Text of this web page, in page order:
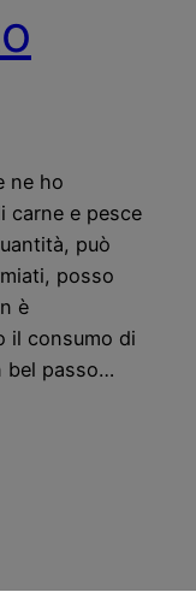
ne ho
carne e pesce
può
posso
è
il consumo di
bel passo…